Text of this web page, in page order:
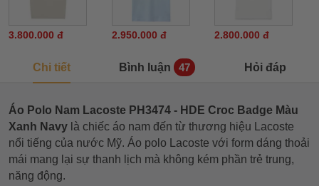
3.800.000 đ 2.950.000 đ 2.800.000 đ
Chi tiết Bình luận 47 Hỏi đáp
Áo Polo Nam Lacoste PH3474 - HDE Croc Badge Màu
Xanh Navy là chiếc áo nam đến từ thương hiệu Lacoste
nổi tiếng của nước Mỹ. Áo polo Lacoste với form dáng thoải
mái mang lại sự thanh lịch mà không kém phần trẻ trung,
năng động.